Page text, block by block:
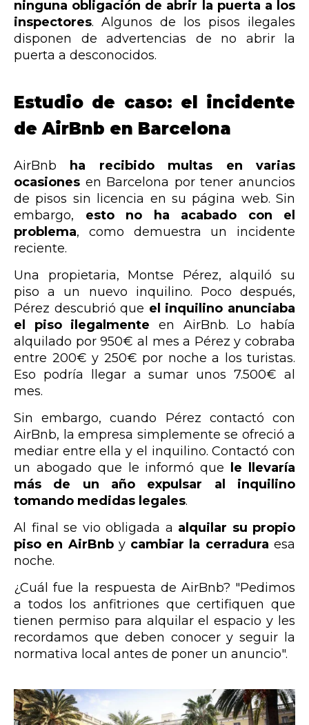
ninguna obligación de abrir la puerta a los
inspectores. Algunos de los pisos ilegales
disponen de advertencias de no abrir la
puerta a desconocidos.
Estudio de caso: el incidente
de AirBnb en Barcelona
AirBnb ha recibido multas en varias
ocasiones en Barcelona por tener anuncios
de pisos sin licencia en su página web. Sin
embargo, esto no ha acabado con el
problema, como demuestra un incidente
reciente.
Una propietaria, Montse Pérez, alquiló su
piso a un nuevo inquilino. Poco después,
Pérez descubrió que el inquilino anunciaba
el piso ilegalmente en AirBnb. Lo había
alquilado por 950€ al mes a Pérez y cobraba
entre 200€ y 250€ por noche a los turistas.
Eso podría llegar a sumar unos 7.500€ al
mes.
Sin embargo, cuando Pérez contactó con
AirBnb, la empresa simplemente se ofreció a
mediar entre ella y el inquilino. Contactó con
un abogado que le informó que le llevaría
más de un año expulsar al inquilino
tomando medidas legales.
Al final se vio obligada a alquilar su propio
piso en AirBnby cambiar la cerradura esa
noche.
¿Cuál fue la respuesta de AirBnb? "Pedimos
a todos los anfitriones que certifiquen que
tienen permiso para alquilar el espacio y les
recordamos que deben conocer y seguir la
normativa local antes de poner un anuncio".